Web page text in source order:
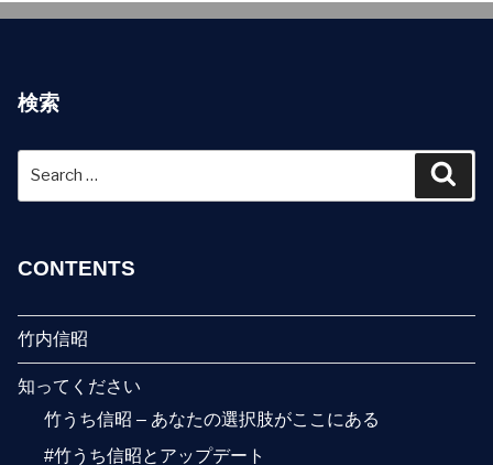
検索
CONTENTS
竹内信昭
知ってください
竹うち信昭 – あなたの選択肢がここにある
#竹うち信昭とアップデート